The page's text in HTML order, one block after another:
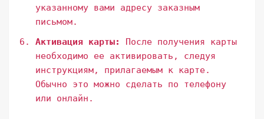
указанному вами адресу заказным
письмом.
Активация карты:
После получения карты
необходимо ее активировать, следуя
инструкциям, прилагаемым к карте.
Обычно это можно сделать по телефону
или онлайн.